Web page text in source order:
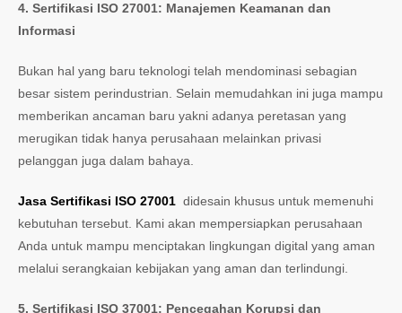
4. Sertifikasi ISO 27001: Manajemen Keamanan dan
Informasi
Bukan hal yang baru teknologi telah mendominasi sebagian
besar sistem perindustrian. Selain memudahkan ini juga mampu
memberikan ancaman baru yakni adanya peretasan yang
merugikan tidak hanya perusahaan melainkan privasi
pelanggan juga dalam bahaya.
Jasa Sertifikasi ISO 27001 didesain khusus untuk memenuhi
kebutuhan tersebut. Kami akan mempersiapkan perusahaan
Anda untuk mampu menciptakan lingkungan digital yang aman
melalui serangkaian kebijakan yang aman dan terlindungi.
5. Sertifikasi ISO 37001: Pencegahan Korupsi dan